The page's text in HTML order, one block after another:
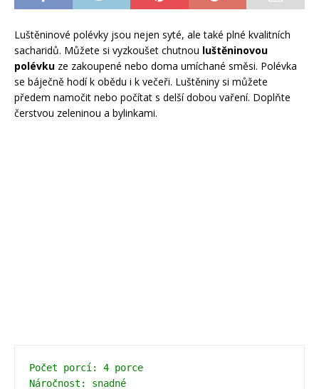
Luštěninové polévky jsou nejen syté, ale také plné kvalitních
sacharidů. Můžete si vyzkoušet chutnou luštěninovou
polévku ze zakoupené nebo doma umíchané směsi. Polévka
se báječně hodí k obědu i k večeři. Luštěniny si můžete
předem namočit nebo počítat s delší dobou vaření. Doplňte
čerstvou zeleninou a bylinkami.
Počet porcí: 4 porce
Náročnost: snadné